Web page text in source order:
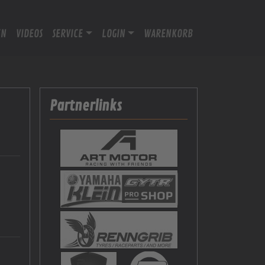
VIDEOS SERVICE LOGIN WARENKORB
Partnerlinks